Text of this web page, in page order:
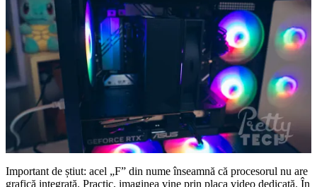
Important de știut: acel „F” din nume înseamnă că procesorul nu are
grafică integrată. Practic, imaginea vine prin placa video dedicată. În